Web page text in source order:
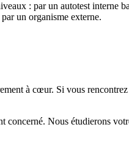
: par un autotest interne
un organisme externe.
à cœur. Si vous
Nous étudierons